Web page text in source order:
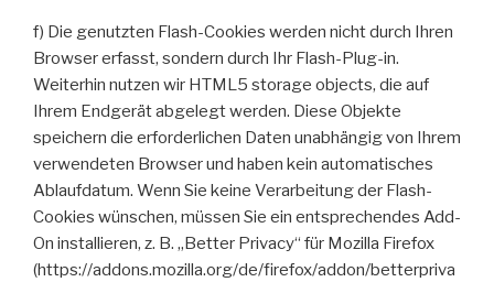
f) Die genutzten Flash-Cookies werden nicht durch Ihren
Browser erfasst, sondern durch Ihr Flash-Plug-in.
Weiterhin nutzen wir HTML5 storage objects, die auf
Ihrem Endgerät abgelegt werden. Diese Objekte
speichern die erforderlichen Daten unabhängig von Ihrem
verwendeten Browser und haben kein automatisches
Ablaufdatum. Wenn Sie keine Verarbeitung der Flash-
Cookies wünschen, müssen Sie ein entsprechendes Add-
On installieren, z. B. „Better Privacy“ für Mozilla Firefox
(https://addons.mozilla.org/de/firefox/addon/betterpriva